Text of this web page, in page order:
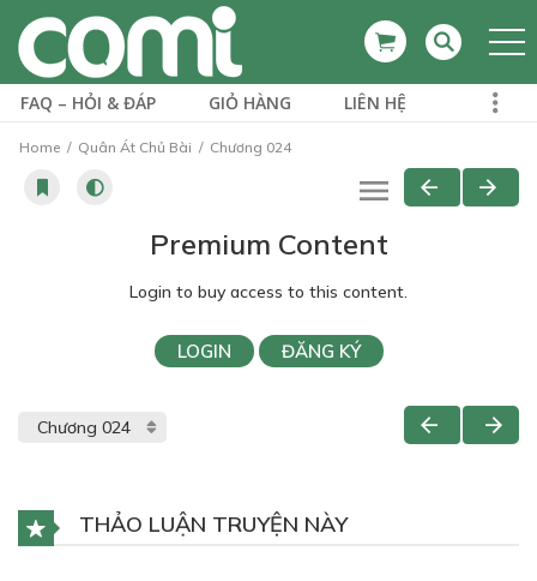
FAQ – HỎI & ĐÁP GIỎ HÀNG LIÊN HỆ
Home Quân Át Chủ Bài Chương 024
Premium Content
Login to buy access to this content.
LOGIN ĐĂNG KÝ
THẢO LUẬN TRUYỆN NÀY